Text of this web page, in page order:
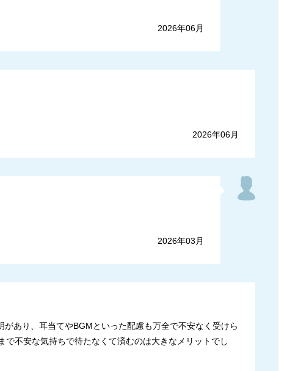
2026年06月
2026年06月
2026年03月
あり、耳当てやBGMといった配慮も万全で不安なく受けら
不安な気持ちで待たなくて済むのは大きなメリットでし